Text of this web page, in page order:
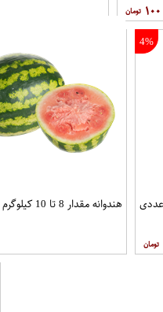
۱۰۰
4%
هندوانه مقدار 8 تا 10 کیلوگرم بسته 1 عددی